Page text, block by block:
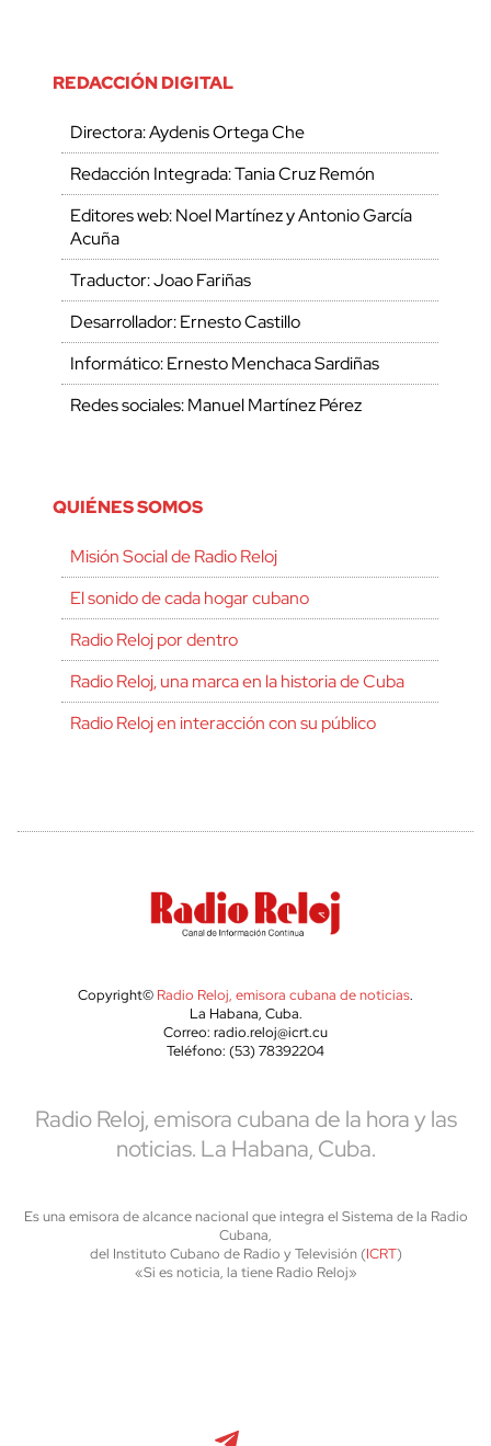
REDACCIÓN DIGITAL
Directora: Aydenis Ortega Che
Redacción Integrada: Tania Cruz Remón
Editores web: Noel Martínez y Antonio García
Acuña
Traductor: Joao Fariñas
Desarrollador: Ernesto Castillo
Informático: Ernesto Menchaca Sardiñas
Redes sociales: Manuel Martínez Pérez
QUIÉNES SOMOS
Misión Social de Radio Reloj
El sonido de cada hogar cubano
Radio Reloj por dentro
Radio Reloj, una marca en la historia de Cuba
Radio Reloj en interacción con su público
Copyright© Radio Reloj, emisora cubana de noticias.
La Habana, Cuba.
Correo: radio.reloj@icrt.cu
Teléfono: (53) 78392204
Radio Reloj, emisora cubana de la hora y las
noticias. La Habana, Cuba.
Es una emisora de alcance nacional que integra el Sistema de la Radio
Cubana,
del Instituto Cubano de Radio y Televisión (ICRT)
«Si es noticia, la tiene Radio Reloj»